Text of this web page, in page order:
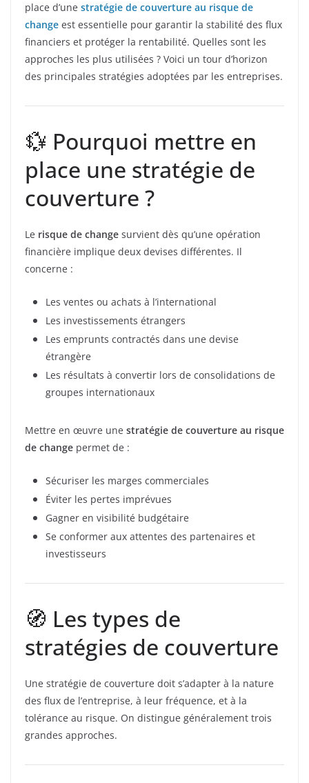
place d’une stratégie de couverture au risque de
change est essentielle pour garantir la stabilité des flux
financiers et protéger la rentabilité. Quelles sont les
approches les plus utilisées ? Voici un tour d’horizon
des principales stratégies adoptées par les entreprises.
💱 Pourquoi mettre en
place une stratégie de
couverture ?
Le risque de change survient dès qu’une opération
financière implique deux devises différentes. Il
concerne :
Les ventes ou achats à l’international
Les investissements étrangers
Les emprunts contractés dans une devise
étrangère
Les résultats à convertir lors de consolidations de
groupes internationaux
Mettre en œuvre une stratégie de couverture au risque
de change permet de :
Sécuriser les marges commerciales
Éviter les pertes imprévues
Gagner en visibilité budgétaire
Se conformer aux attentes des partenaires et
investisseurs
🧭 Les types de
stratégies de couverture
Une stratégie de couverture doit s’adapter à la nature
des flux de l’entreprise, à leur fréquence, et à la
tolérance au risque. On distingue généralement trois
grandes approches.